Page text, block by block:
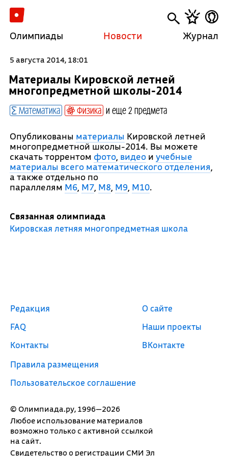
Олимпиады Новости Журнал
5 августа 2014, 18:01
Материалы Кировской летней
многопредметной школы-2014
Математика Физика и еще 2 предмета
Опубликованы материалы Кировской летней
многопредметной школы-2014. Вы можете
скачать торрентом фото, видеои учебные
материалы всего математического отделения,
а также отдельно по
параллелям М6, М7, М8, М9, М10.
Связанная олимпиада
Кировская летняя многопредметная школа
© Олимпиада.ру, 1996—2026
Любое использование материалов
возможно только с активной ссылкой
на сайт.
Свидетельство о регистрации СМИ Эл
Редакция
FAQ
Контакты
Правила размещения
Пользовательское соглашение
О сайте
Наши проекты
ВКонтакте